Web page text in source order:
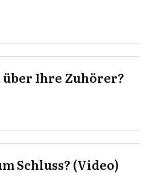
über Ihre Zuhörer?
Schluss? (Video)